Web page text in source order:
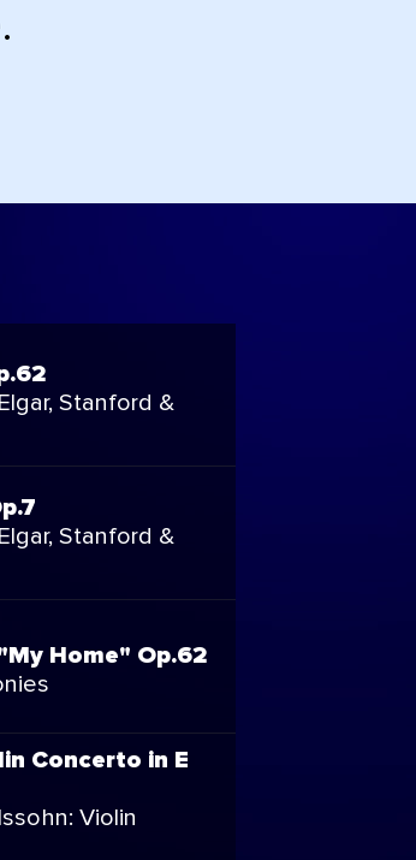
Stanford &
Stanford &
Home" Op.62
Concerto in E
Violin